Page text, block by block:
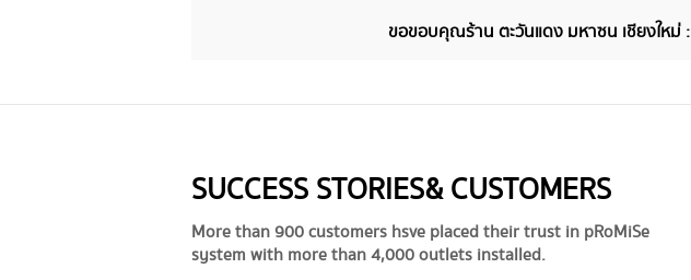
​ขอขอบคุณร้าน ตะวันแดง มหาซน เชียงใหม่ :
SUCCESS STORIES & CUSTOMERS
More than 900 customers hsve placed their trust in pRoMiSe
system with more than 4,000 outlets installed.